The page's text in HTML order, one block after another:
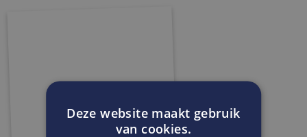
Deze website maakt gebruik
van cookies.